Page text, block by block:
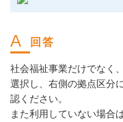
社会福祉事業だけでなく
選択し、右側の拠点区分
認ください。
また利用していない場合